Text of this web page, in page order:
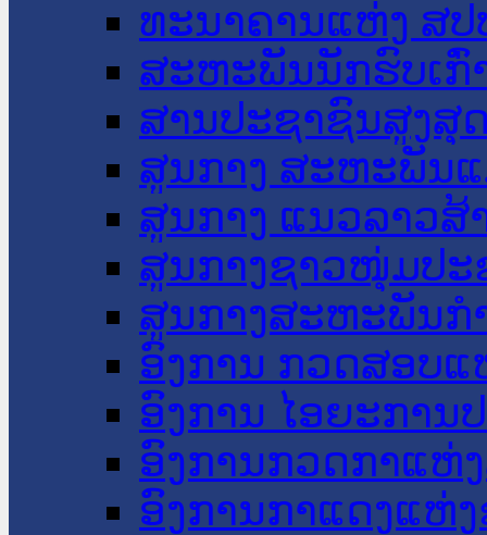
ທະນາຄານແຫ່ງ ສປ
ສະຫະພັນນັກຮົບເກົ່
ສານປະຊາຊົນສູງສຸ
ສູນກາງ ສະຫະພັນ
ສູນກາງ ແນວລາວສ້
ສູນກາງຊາວໜຸ່ມປະ
ສູນກາງສະຫະພັນກ
ອົງການ ກວດສອບແ
ອົງການ ໄອຍະການ
ອົງການກວດກາແຫ່
ອົງການກາແດງແຫ່